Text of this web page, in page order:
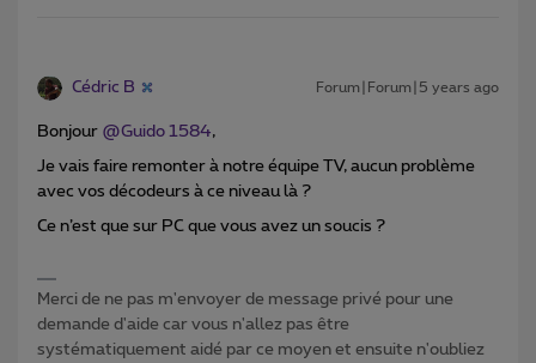
Cédric B Forum|Forum|5 years ago
Bonjour @Guido 1584,
Je vais faire remonter à notre équipe TV, aucun problème
avec vos décodeurs à ce niveau là ?
Ce n’est que sur PC que vous avez un soucis ?
Merci de ne pas m'envoyer de message privé pour une
demande d'aide car vous n'allez pas être
systématiquement aidé par ce moyen et ensuite n'oubliez